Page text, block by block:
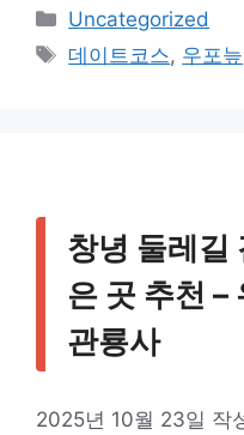
카
테
고
Uncategorized
태
데이트코스, 우포늪
창녕 둘레길
은 곳 추천 –
관룡사
2025년 10월 23일 작